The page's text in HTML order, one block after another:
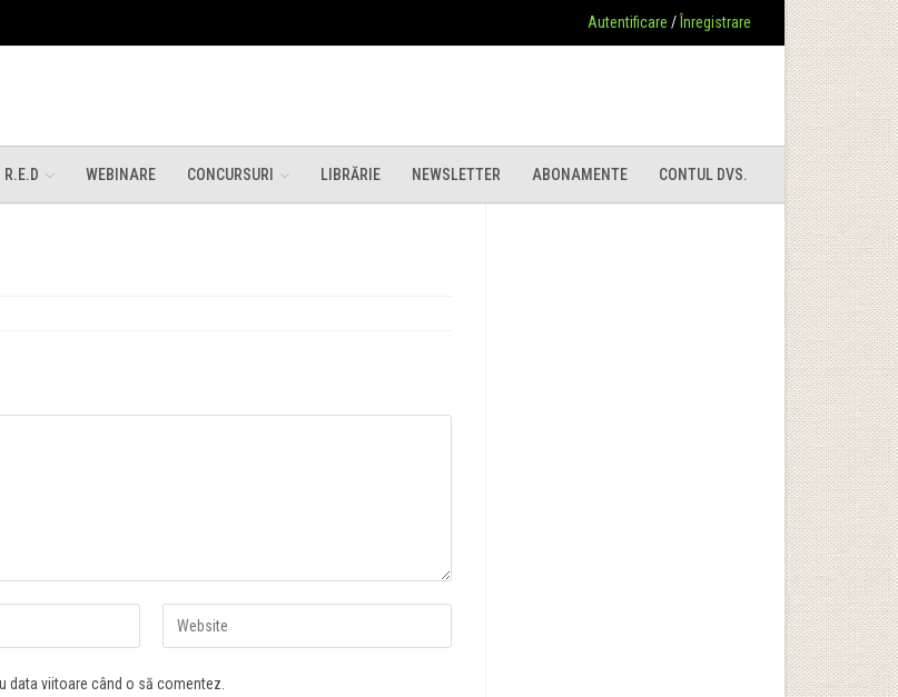
Autentificare / Înregistrare
R.E.D WEBINARE CONCURSURI LIBRĂRIE NEWSLETTER ABONAMENTE CONTUL DVS.
data viitoare când o să comentez.